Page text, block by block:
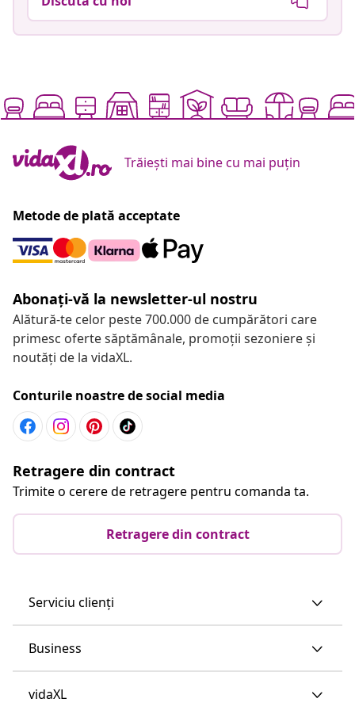
Trăiești mai bine cu mai puțin
Metode de plată acceptate
Abonați-vă la newsletter-ul nostru
Alătură-te celor peste 700.000 de cumpărători care
primesc oferte săptămânale, promoții sezoniere și
noutăți de la vidaXL.
Conturile noastre de social media
Retragere din contract
Trimite o cerere de retragere pentru comanda ta.
Retragere din contract
Serviciu clienți
Business
vidaXL